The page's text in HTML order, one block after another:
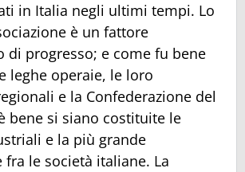
in Italia negli ultimi tempi. Lo
è un fattore
di progresso; e come fu bene
leghe operaie, le loro
e la Confederazione del
bene si siano costituite le
e la più grande
fra le società italiane. La